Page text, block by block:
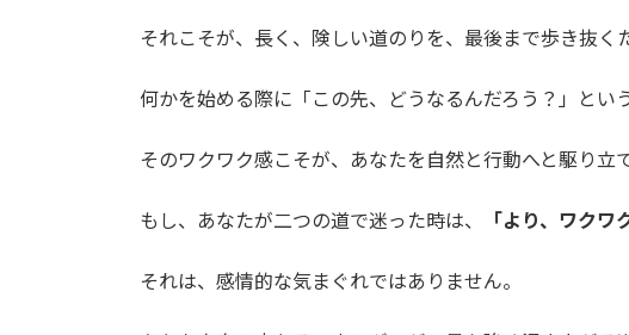
それこそが、長く、険しい道のりを、最後まで歩き抜く
何かを始める際に「この先、どうなるんだろう？」とい
そのワクワク感こそが、あなたを自然と行動へと駆り立
もし、あなたが二つの道で迷った時は、 「より、ワクワ
それは、感情的な気まぐれではありません。